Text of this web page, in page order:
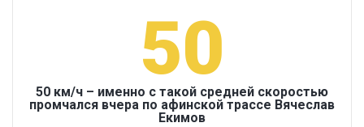
50
50 км/ч – именно с такой средней скоростью
промчался вчера по афинской трассе Вячеслав
Екимов